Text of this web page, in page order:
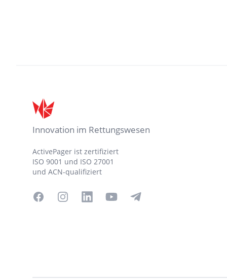
Innovation im Rettungswesen
ActivePager ist zertifiziert
ISO 9001 und ISO 27001
und ACN-qualifiziert
FacebookInstagramLinkedInYouTubeTelegram